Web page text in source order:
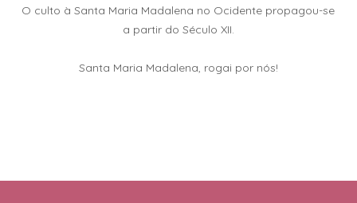
O culto à Santa Maria Madalena no Ocidente propagou-se
a partir do Século XII.
Santa Maria Madalena, rogai por nós!